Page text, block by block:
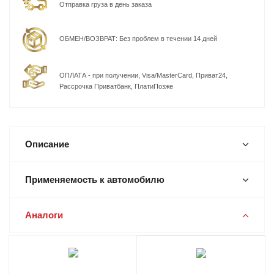
Отправка груза в день заказа
ОБМЕН/ВОЗВРАТ: Без проблем в течении 14 дней
ОПЛАТА - при получении, Visa/MasterCard, Приват24,
Рассрочка Приватбанк, ПлатиПозже
Описание
Применяемость к автомобилю
Аналоги